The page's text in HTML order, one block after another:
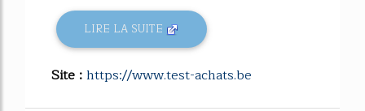
LIRE LA SUITE
Site :https://www.test-achats.be